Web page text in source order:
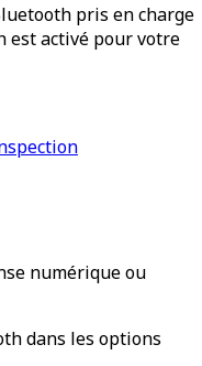
pris en charge
est activé pour votre
numérique ou
dans les options